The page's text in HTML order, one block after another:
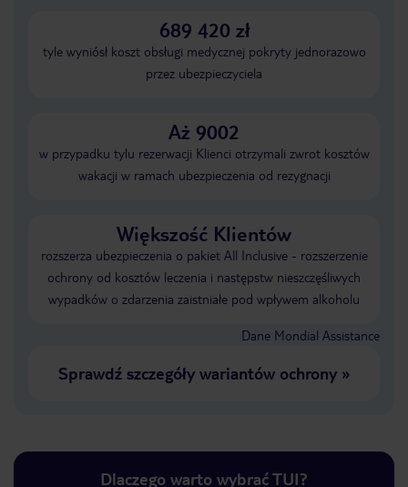
689 420 zł
tyle wyniósł koszt obsługi medycznej pokryty jednorazowo
przez ubezpieczyciela
Aż 9002
w przypadku tylu rezerwacji Klienci otrzymali zwrot kosztów
wakacji w ramach ubezpieczenia od rezygnacji
Większość Klientów
rozszerza ubezpieczenia o pakiet All Inclusive - rozszerzenie
ochrony od kosztów leczenia i następstw nieszczęśliwych
wypadków o zdarzenia zaistniałe pod wpływem alkoholu
Dane Mondial Assistance
Sprawdź szczegóły wariantów ochrony»
Dlaczego warto wybrać TUI?